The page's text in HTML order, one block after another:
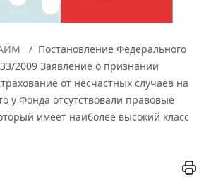
Постановление Федерального
2009 Заявление о признании
от несчастных случаев на
у Фонда отсутствовали правовые
имеет наиболее высокий класс